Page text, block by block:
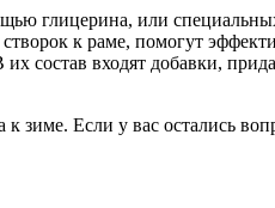
глицерина, или
к раме, помогут
состав входят добавки,
зиме. Если у вас остались